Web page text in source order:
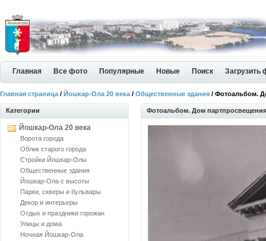
Главная Все фото Популярные Новые Поиск Загрузить
Главная страница / Йошкар-Ола 20 века / Общественные здания / Фотоальбом.
Категории
Йошкар-Ола 20 века
Ворота города
Облик старого города
Стройки Йошкар-Олы
Общественные здания
Йошкар-Ола с высоты
Парки, скверы и бульвары
Декор и интерьеры
Отдых и праздники горожан
Улицы и дома
Ночная Йошкар-Ола
Фотоальбом. Дом партпросвещения